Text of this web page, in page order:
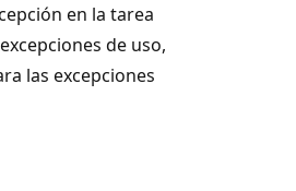
en la tarea
de uso,
las excepciones